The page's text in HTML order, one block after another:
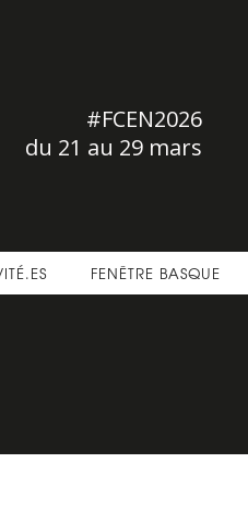
#FCEN2026
du 21 au 29 mars
FENÊTRE BASQUE